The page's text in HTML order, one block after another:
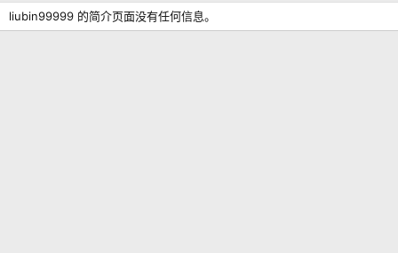
liubin99999 的简介页面没有任何信息。